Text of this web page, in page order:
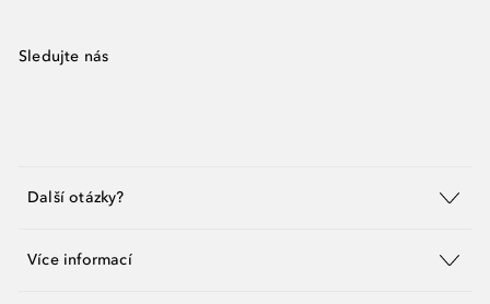
Sledujte nás
Další otázky?
Více informací